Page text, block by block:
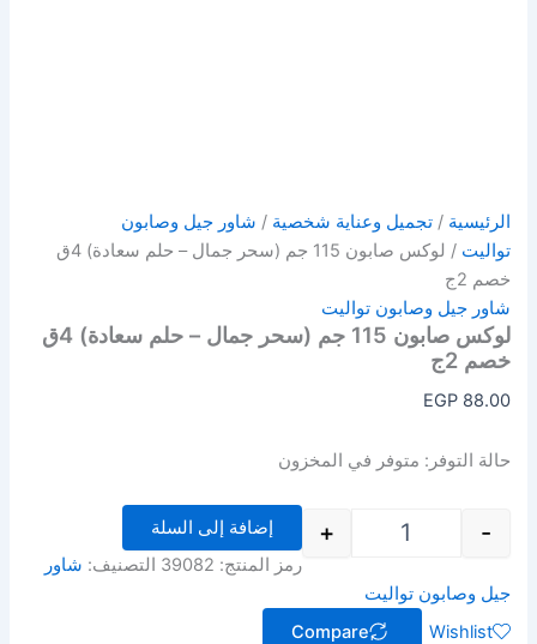
الرئيسية /تجميل وعناية شخصية / شاور جيل وصابون
تواليت
/ لوكس صابون 115 جم (سحر جمال – حلم سعادة) 4ق
خصم 2ج
شاور جيل وصابون تواليت
لوكس صابون 115 جم (سحر جمال – حلم سعادة) 4ق
خصم 2ج
EGP88.00
حالة التوفر: متوفر في المخزون
-
+
إضافة إلى السلة
رمز المنتج: 39082 التصنيف: شاور
جيل وصابون تواليت
Wishlist
Compare